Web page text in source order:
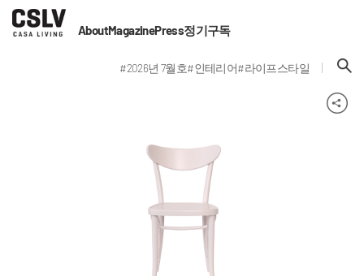
AboutMagazinePress정기구독
#2026년 7월호#인테리어#라이프스타일